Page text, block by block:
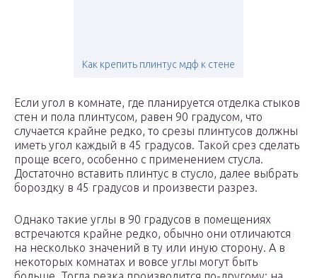
Как крепить плинтус мдф к стене
Если угол в комнате, где планируется отделка стыков
стен и пола плинтусом, равен 90 градусом, что
случается крайне редко, то срезы плинтусов должны
иметь угол каждый в 45 градусов. Такой срез сделать
проще всего, особенно с применением стусла.
Достаточно вставить плинтус в стусло, далее выбрать
бороздку в 45 градусов и произвести разрез.
Однако такие углы в 90 градусов в помещениях
встречаются крайне редко, обычно они отличаются
на несколько значений в ту или иную сторону. А в
некоторых комнатах и вовсе углы могут быть